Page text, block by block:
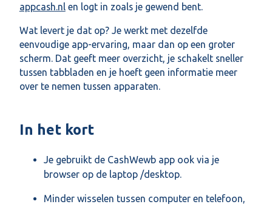
appcash.nlen logt in zoals je gewend bent.
Wat levert je dat op? Je werkt met dezelfde
eenvoudige app-ervaring, maar dan op een groter
scherm. Dat geeft meer overzicht, je schakelt sneller
tussen tabbladen en je hoeft geen informatie meer
over te nemen tussen apparaten.
In het kort
Je gebruikt de CashWewb app ook via je
browser op de laptop /desktop.
Minder wisselen tussen computer en telefoon,